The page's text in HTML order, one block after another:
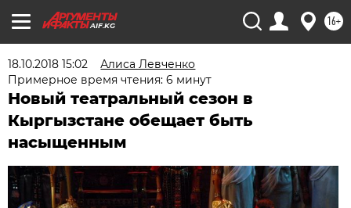
AIF.KG 16+
18.10.2018 15:02
Алиса Левченко
Примерное время чтения: 6 минут
Новый театральный сезон в
Кыргызстане обещает быть
насыщенным